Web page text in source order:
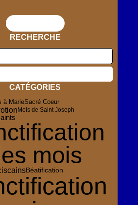
RECHERCHE
CATÉGORIES
à MarieSacré Coeur
Mois de Saint Joseph
mois
Béatification